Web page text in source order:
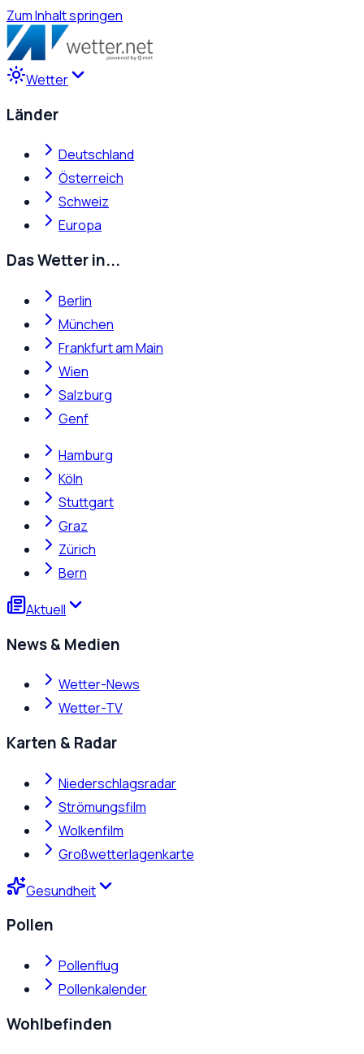
Zum Inhalt springen
Wetter
Länder
Deutschland
Österreich
Schweiz
Europa
Das Wetter in...
Berlin
München
Frankfurt am Main
Wien
Salzburg
Genf
Hamburg
Köln
Stuttgart
Graz
Zürich
Bern
Aktuell
News & Medien
Wetter-News
Wetter-TV
Karten & Radar
Niederschlagsradar
Strömungsfilm
Wolkenfilm
Großwetterlagenkarte
Gesundheit
Pollen
Pollenflug
Pollenkalender
Wohlbefinden